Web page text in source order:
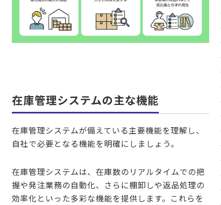
在庫管理システムの主な機能
在庫管理システムが備えている主要機能を理解し、
自社で必要となる機能を明確にしましょう。
在庫管理システムは、在庫数のリアルタイムでの把
握や発注業務の自動化、さらに棚卸しや返品処理の
効率化といった多彩な機能を提供します。これらを